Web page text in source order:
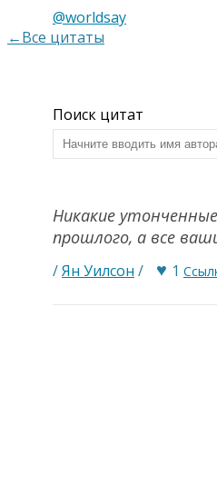
@worldsay
←Все цитаты
Поиск цитат
Никакие
прошлого, а все
/Ян Уилсон / ♥ 1